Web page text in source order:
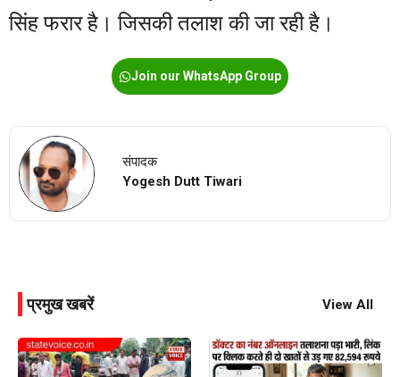
सिंह फरार है। जिसकी तलाश की जा रही है।
Join our WhatsApp Group
संपादक
Yogesh Dutt Tiwari
प्रमुख खबरें View All